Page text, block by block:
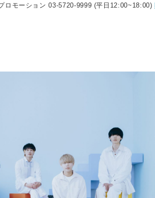
ロモーション 03-5720-9999 (平日12:00~18:00)